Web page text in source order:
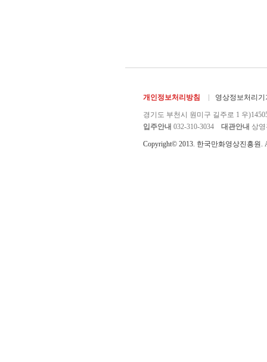
개인정보처리방침 영상정보처리기
경기도 부천시 원미구 길주로 1 우
입주안내 032-310-3034 대관안내 상영
Copyright© 2013. 한국만화영상진흥원.